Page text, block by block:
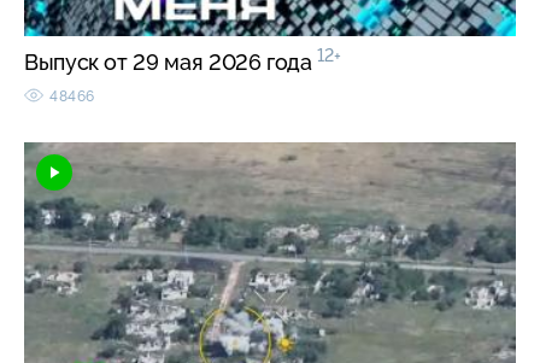
Выпуск от 29 мая 2026 года 12+
48466